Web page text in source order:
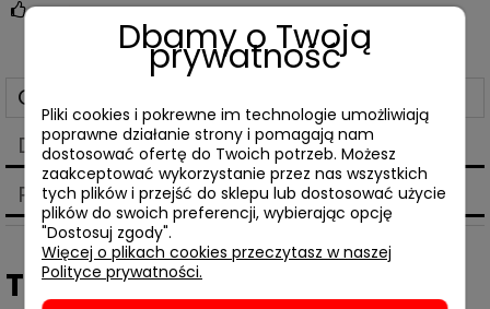
poleć znajomemu
Opis
Dane techniczne
Produkty powiązane
Torba LOQI • MOOMIN Cloud
Dbamy o Twoją
prywatność
Pliki cookies i pokrewne im technologie umożliwiają
poprawne działanie strony i pomagają nam
dostosować ofertę do Twoich potrzeb. Możesz
zaakceptować wykorzystanie przez nas wszystkich
tych plików i przejść do sklepu lub dostosować użycie
plików do swoich preferencji, wybierając opcję
"Dostosuj zgody".
Więcej o plikach cookies przeczytasz w naszej
Polityce prywatności.